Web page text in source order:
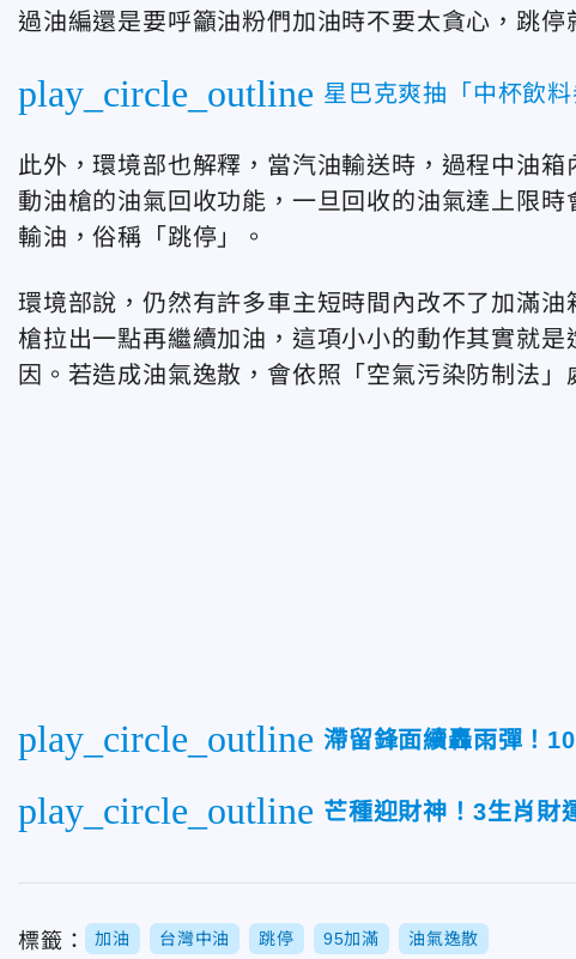
過油編還是要呼籲油粉們加油時不要太貪心，跳停
play_circle_outline 星巴克爽抽「中杯飲
此外，環境部也解釋，當汽油輸送時，過程中油
動油槍的油氣回收功能，一旦回收的油氣達上限
輸油，俗稱「跳停」。
環境部說，仍然有許多車主短時間內改不了加滿
槍拉出一點再繼續加油，這項小小的動作其實就
因。若造成油氣逸散，會依照「空氣污染防制法」
play_circle_outline 滯留鋒面續轟雨彈！
play_circle_outline 芒種迎財神！3生肖
標籤： 加油 台灣中油 跳停 95加滿 油氣逸散